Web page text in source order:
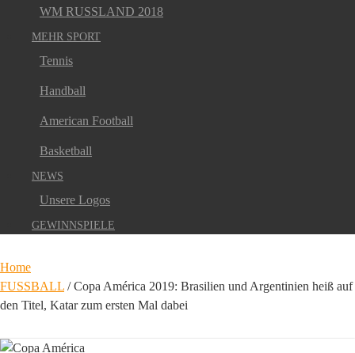
WM RUSSLAND 2018
MEHR SPORT
Tennis
Handball
American Football
Basketball
NEWS
Unsere Logos
GEWINNSPIELE
Home
FUSSBALL /Copa América 2019: Brasilien und Argentinien heiß auf
den Titel, Katar zum ersten Mal dabei